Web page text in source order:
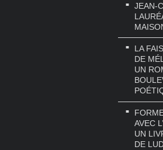
JEAN-
LA
DE
UN
AVEC
UN
DE